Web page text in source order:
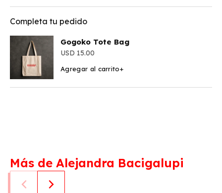
Completa tu pedido
Gogoko Tote Bag
15.00
Agregar al carrito+
Más de Alejandra Bacigalupi